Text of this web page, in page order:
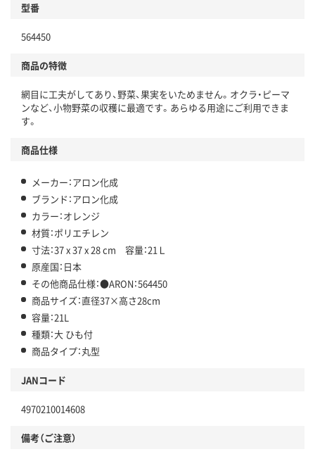
型番
564450
商品の特徴
網目に工夫がしてあり、野菜、果実をいためません。オクラ・ピーマ
ンなど、小物野菜の収穫に最適です。あらゆる用途にご利用できま
す。
商品仕様
メーカー：アロン化成
ブランド：アロン化成
カラー：オレンジ
材質：ポリエチレン
寸法：37 x 37 x 28 cm 容量：21Ｌ
原産国：日本
その他商品仕様：●ARON：564450
商品サイズ：直径37×高さ28cm
容量：21L
種類：大 ひも付
商品タイプ：丸型
JANコード
4970210014608
備考（ご注意）